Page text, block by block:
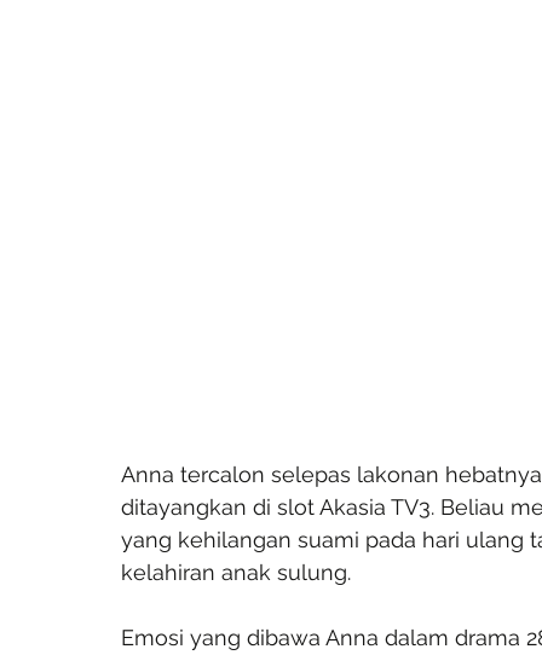
Anna tercalon selepas lakonan
ditayangkan di slot Akasia TV3. Beliau
yang kehilangan suami pada hari
kelahiran anak sulung.
Emosi yang dibawa Anna dalam drama